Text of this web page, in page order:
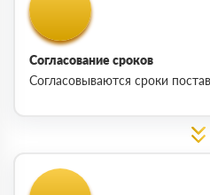
Согласование сроков
Согласовываются сроки